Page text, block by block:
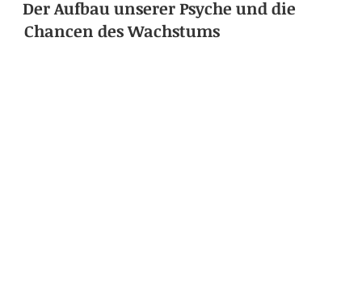
Der Aufbau unserer Psyche und die
Chancen des Wachstums